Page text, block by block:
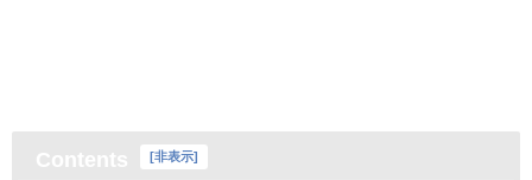
非表示